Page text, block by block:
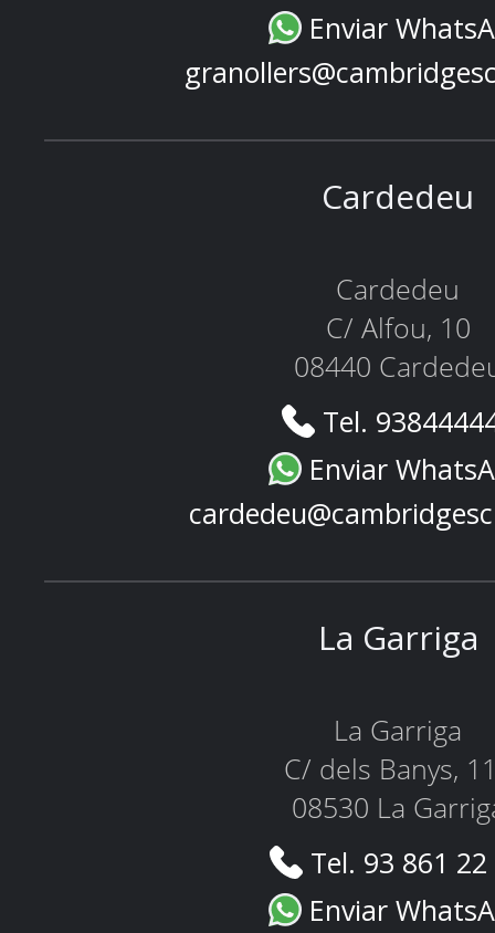
Enviar
Cardedeu
Cardedeu
C/ Alfou, 10
08440
Tel.
Enviar
La Garriga
La Garriga
C/ dels Banys,
08530 La
Tel. 93 861
Enviar